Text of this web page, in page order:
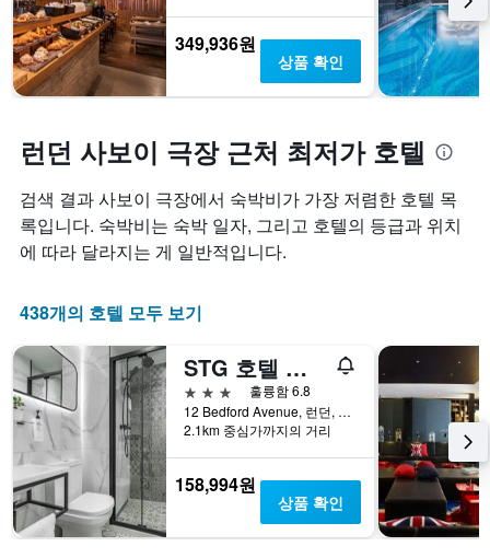
349,936원
상품 확인
런던 사보이 극장 근처 최저가 호텔
검색 결과 사보이 극장에서 숙박비가 가장 저렴한 호텔 목
록입니다. 숙박비는 숙박 일자, 그리고 호텔의 등급과 위치
에 따라 달라지는 게 일반적입니다.
438개의 호텔 모두 보기
STG 호텔 런던 옥스퍼드 스트리트
3성급
훌륭함 6.8
12 Bedford Avenue, 런던, 영국
2.1km 중심가까지의 거리
158,994원
상품 확인